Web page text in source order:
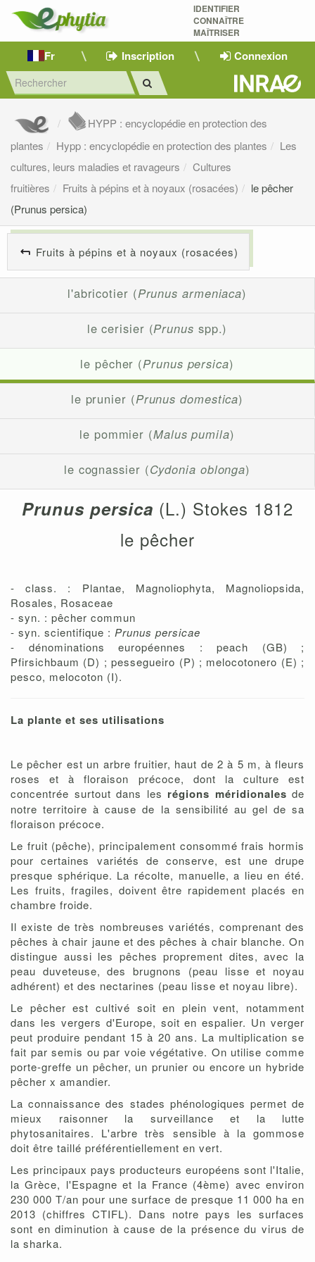
IDENTIFIER
CONNAÎTRE
MAÎTRISER
Fr Inscription Connexion
HYPP : encyclopédie en protection des
plantes
Hypp : encyclopédie en protection des plantes
Les
cultures, leurs maladies et ravageurs
Cultures
fruitières
Fruits à pépins et à noyaux (rosacées)
le pêcher
(Prunus persica)
Fruits à pépins et à noyaux (rosacées)
l'abricotier (Prunus armeniaca)
le cerisier (Prunus spp.)
le pêcher (Prunus persica)
le prunier (Prunus domestica)
le pommier (Malus pumila)
le cognassier (Cydonia oblonga)
Prunus persica (L.) Stokes 1812
le pêcher
- class. : Plantae, Magnoliophyta, Magnoliopsida,
Rosales, Rosaceae
- syn. : pêcher commun
- syn. scientifique : Prunus persicae
- dénominations européennes : peach (GB) ;
Pfirsichbaum (D) ; pessegueiro (P) ; melocotonero (E) ;
pesco, melocoton (I).
La plante et ses utilisations
Le pêcher est un arbre fruitier, haut de 2 à 5 m, à fleurs
roses et à floraison précoce, dont la culture est
concentrée surtout dans les régions méridionales de
notre territoire à cause de la sensibilité au gel de sa
floraison précoce.
Le fruit (pêche), principalement consommé frais hormis
pour certaines variétés de conserve, est une drupe
presque sphérique. La récolte, manuelle, a lieu en été.
Les fruits, fragiles, doivent être rapidement placés en
chambre froide.
Il existe de très nombreuses variétés, comprenant des
pêches à chair jaune et des pêches à chair blanche. On
distingue aussi les pêches proprement dites, avec la
peau duveteuse, des brugnons (peau lisse et noyau
adhérent) et des nectarines (peau lisse et noyau libre).
Le pêcher est cultivé soit en plein vent, notamment
dans les vergers d'Europe, soit en espalier. Un verger
peut produire pendant 15 à 20 ans. La multiplication se
fait par semis ou par voie végétative. On utilise comme
porte-greffe un pêcher, un prunier ou encore un hybride
pêcher x amandier.
La connaissance des stades phénologiques permet de
mieux raisonner la surveillance et la lutte
phytosanitaires. L'arbre très sensible à la gommose
doit être taillé préférentiellement en vert.
Les principaux pays producteurs européens sont l'Italie,
la Grèce, l'Espagne et la France (4ème) avec environ
230 000 T/an pour une surface de presque 11 000 ha en
2013 (chiffres CTIFL). Dans notre pays les surfaces
sont en diminution à cause de la présence du virus de
la sharka.